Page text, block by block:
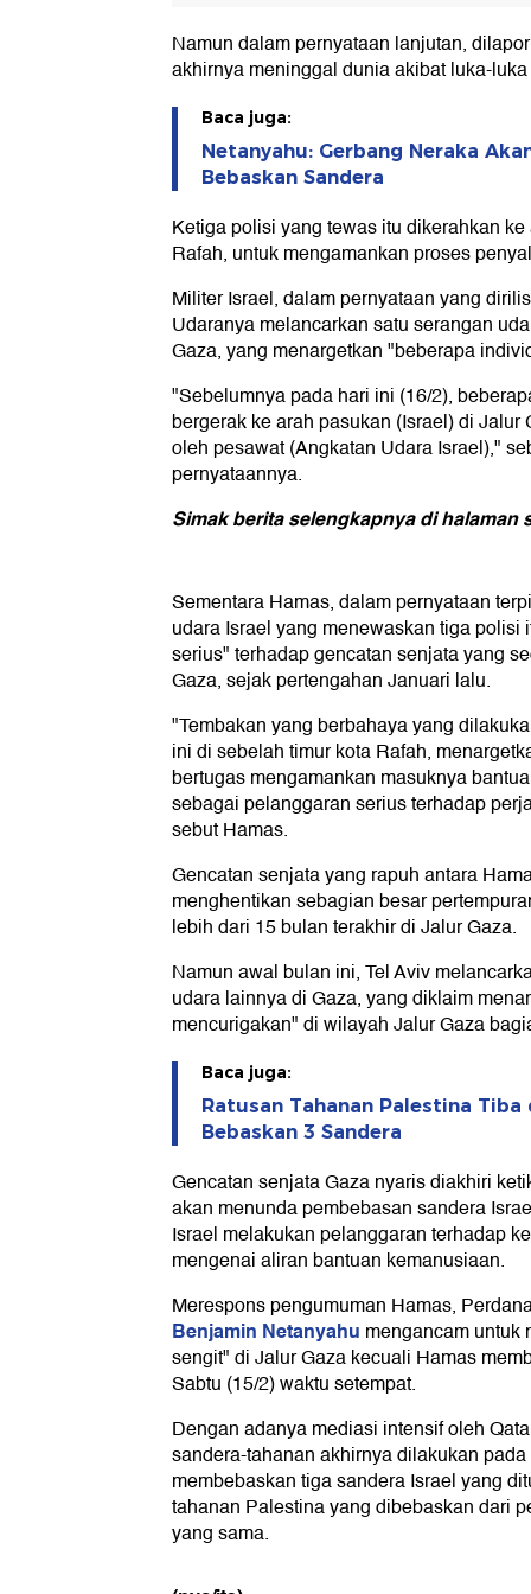
Namun dalam pernyataan lanjutan,
akhirnya meninggal dunia akibat luka-
Baca juga:
Netanyahu: Gerbang Neraka
Bebaskan Sandera
Ketiga polisi yang tewas itu dikerahkan
Rafah, untuk mengamankan proses
Militer Israel, dalam pernyataan yang
Udaranya melancarkan satu serangan
Gaza, yang menargetkan "beberapa
"Sebelumnya pada hari ini (16/2),
bergerak ke arah pasukan (Israel) di
oleh pesawat (Angkatan Udara Israel),"
pernyataannya.
Simak berita selengkapnya di halaman
Sementara Hamas, dalam pernyataan
udara Israel yang menewaskan tiga polisi
serius" terhadap gencatan senjata yang
Gaza, sejak pertengahan Januari lalu.
"Tembakan yang berbahaya yang
ini di sebelah timur kota Rafah,
bertugas mengamankan masuknya
sebagai pelanggaran serius terhadap
sebut Hamas.
Gencatan senjata yang rapuh antara
menghentikan sebagian besar
lebih dari 15 bulan terakhir di Jalur Gaza.
Namun awal bulan ini, Tel Aviv
udara lainnya di Gaza, yang diklaim
mencurigakan" di wilayah Jalur Gaza
Baca juga:
Ratusan Tahanan Palestina
Bebaskan 3 Sandera
Gencatan senjata Gaza nyaris diakhiri
akan menunda pembebasan sandera
Israel melakukan pelanggaran terhadap
mengenai aliran bantuan kemanusiaan.
Merespons pengumuman Hamas,
Benjamin Netanyahu mengancam untuk
sengit" di Jalur Gaza kecuali Hamas
Sabtu (15/2) waktu setempat.
Dengan adanya mediasi intensif oleh
sandera-tahanan akhirnya dilakukan
membebaskan tiga sandera Israel yang
tahanan Palestina yang dibebaskan dari
yang sama.